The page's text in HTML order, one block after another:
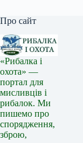
Про сайт
«Рибалка і
охота» —
портал для
мисливців і
рибалок. Ми
пишемо про
спорядження,
зброю,